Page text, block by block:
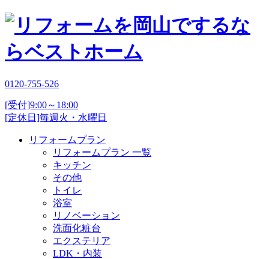
0120-755-526
[受付]9:00～18:00
[定休日]毎週火・水曜日
リフォームプラン
リフォームプラン 一覧
キッチン
その他
トイレ
浴室
リノベーション
洗面化粧台
エクステリア
LDK・内装